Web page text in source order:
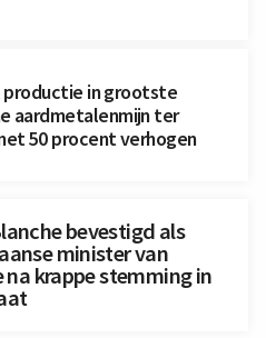
productie in grootste
aardmetalenmijn ter
50 procent verhogen
bevestigd als
minister van
krappe stemming in